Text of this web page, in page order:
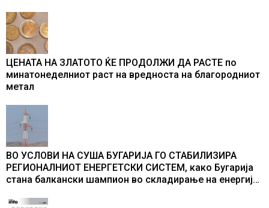
ЦЕНАТА НА ЗЛАТОТО ЌЕ ПРОДОЛЖИ ДА РАСТЕ по
минатонеделниот раст на вредноста на благородниот
метал
ВО УСЛОВИ НА СУША БУГАРИЈА ГО СТАБИЛИЗИРА
РЕГИОНАЛНИОТ ЕНЕРГЕТСКИ СИСТЕМ, како Бугарија
стана балкански шампион во складирање на енергија